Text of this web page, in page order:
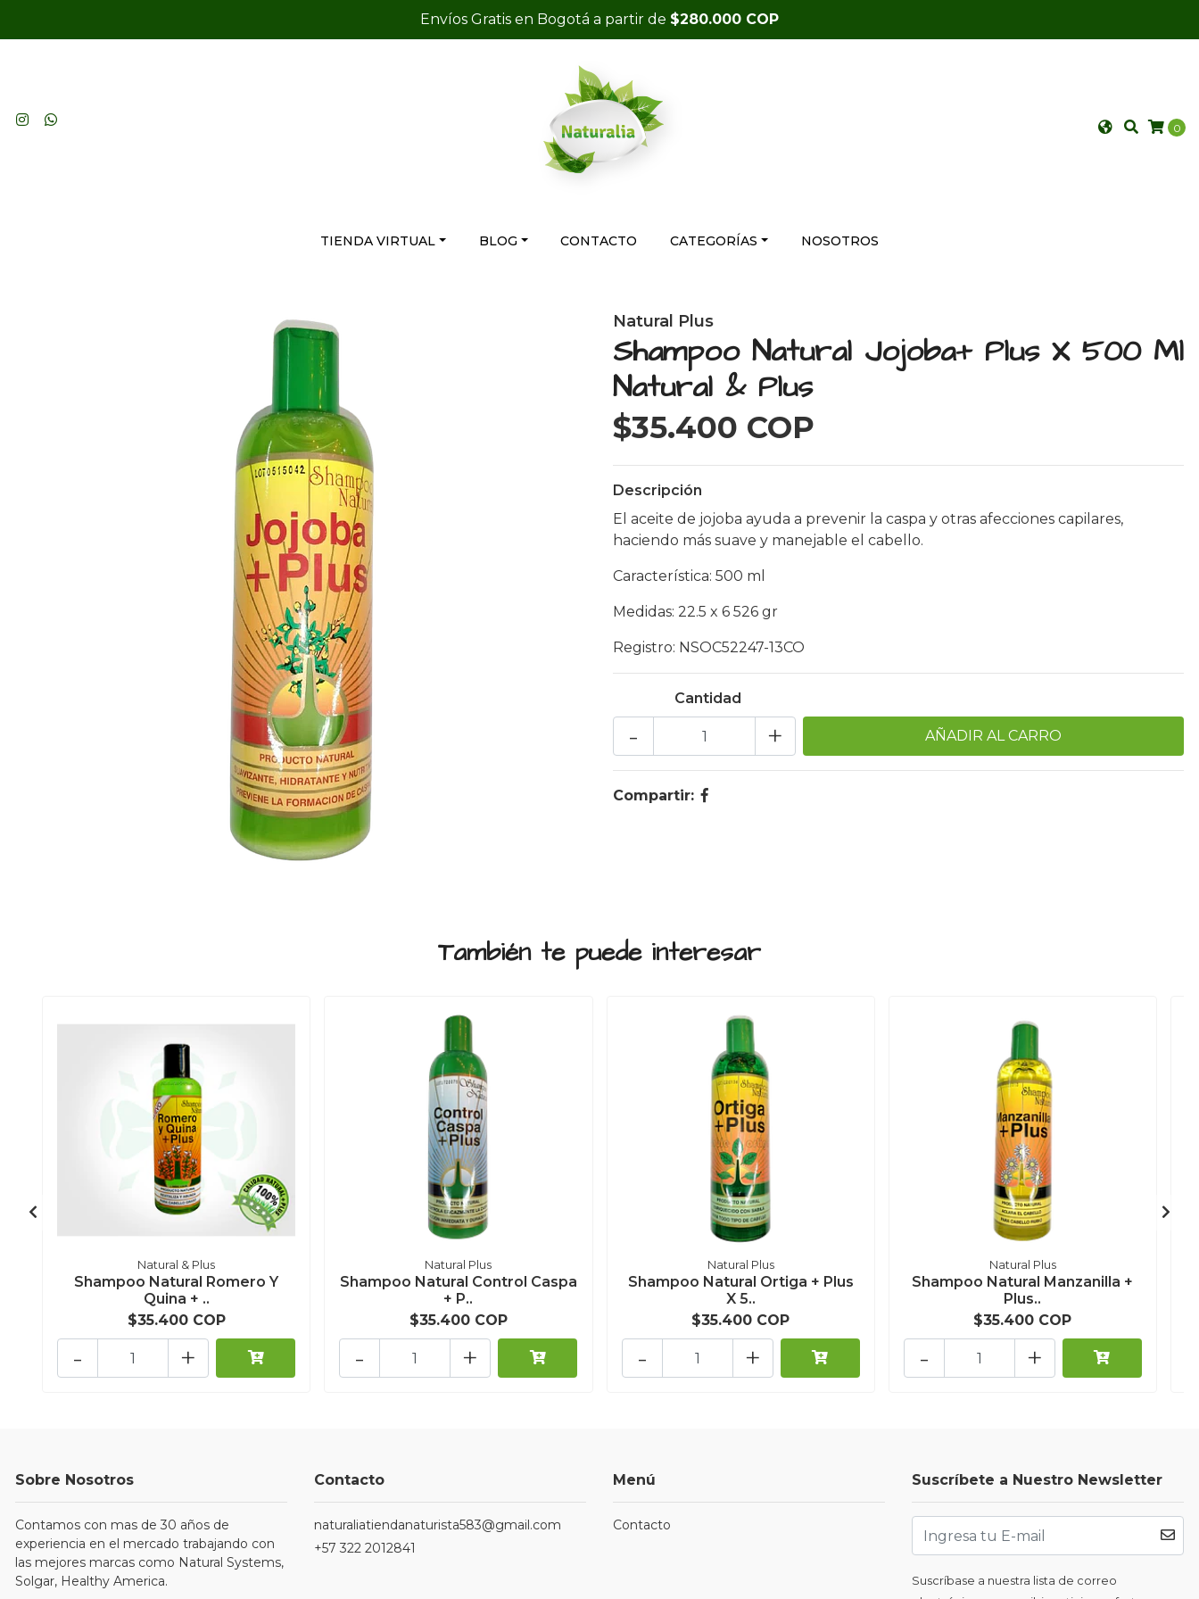
Envíos Gratis en Bogotá a partir de $280.000 COP
0
TIENDA VIRTUAL BLOG CONTACTO CATEGORÍAS NOSOTROS
Natural Plus
Shampoo Natural Jojoba+ Plus X 500 Ml
Natural & Plus
$35.400 COP
Descripción
El aceite de jojoba ayuda a prevenir la caspa y otras afecciones capilares,
haciendo más suave y manejable el cabello.
Característica: 500 ml
Medidas: 22.5 x 6 526 gr
Registro: NSOC52247-13CO
Cantidad
+
-
Compartir:
También te puede interesar
Natural & Plus
Shampoo Natural Romero Y
Quina + ..
$35.400 COP
+
-
Natural Plus
Shampoo Natural Control Caspa
+ P..
$35.400 COP
+
-
Natural Plus
Shampoo Natural Ortiga + Plus
X 5..
$35.400 COP
+
-
Natural Plus
Shampoo Natural Manzanilla +
Plus..
$35.400 COP
+
-
Sobre Nosotros
Contamos con mas de 30 años de
experiencia en el mercado trabajando con
las mejores marcas como Natural Systems,
Solgar, Healthy America.
Contacto
naturaliatiendanaturista583@gmail.com
+57 322 2012841
Menú
Contacto
Suscríbete a Nuestro Newsletter
Suscríbase a nuestra lista de correo